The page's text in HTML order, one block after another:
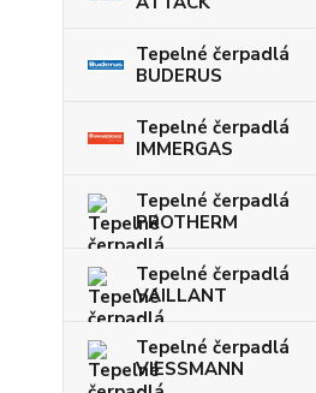
Tepelné čerpadlá
BUDERUS
Tepelné čerpadlá
IMMERGAS
Tepelné čerpadlá
PROTHERM
Tepelné čerpadlá
VAILLANT
Tepelné čerpadlá
VIESSMANN